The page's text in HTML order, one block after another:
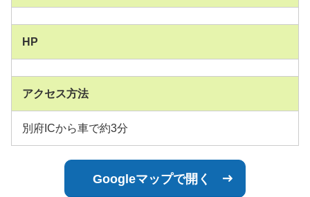
HP
アクセス方法
別府ICから車で約3分
Googleマップで開く